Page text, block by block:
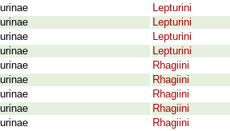
Lepturini
Lepturini
Lepturini
Lepturini
Rhagiini
Rhagiini
Rhagiini
Rhagiini
Rhagiini